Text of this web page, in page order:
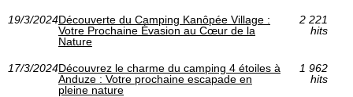
19/3/2024Découverte du Camping Kanôpée Village :
Votre Prochaine Évasion au Cœur de la
Nature
2 221
hits
17/3/2024Découvrez le charme du camping 4 étoiles à
Anduze : Votre prochaine escapade en
pleine nature
1 962
hits